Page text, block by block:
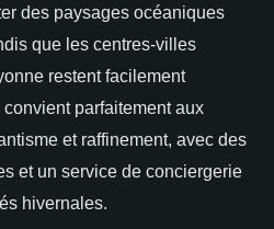
des paysages océaniques
que les centres-villes
restent facilement
parfaitement aux
et raffinement, avec des
et un service de conciergerie
hivernales.